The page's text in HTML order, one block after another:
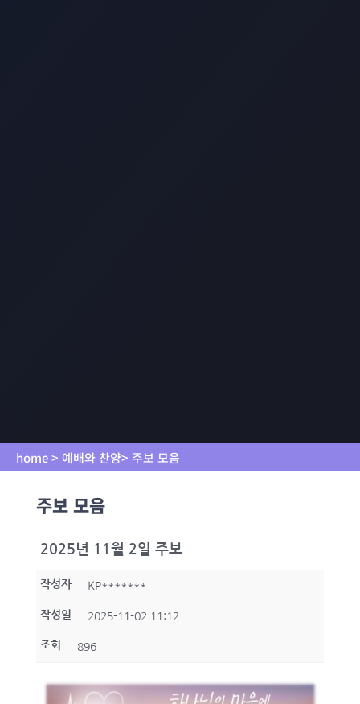
home > 예배와 찬양> 주보 모음
주보 모음
2025년 11월 2일 주보
작성자 KP*******
작성일 2025-11-02 11:12
조회 896